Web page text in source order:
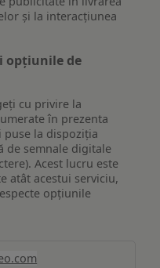
și la interacțiunea
opțiunile de
cu privire la
în prezenta
puse la dispoziția
de semnale digitale
Acest lucru este
atât acestui serviciu,
opțiunile